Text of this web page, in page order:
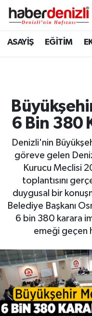
ASAYİŞ EĞİTİM
6 Bin 380
Denizli'nin
göreve gelen
Kurucu Meclisi
toplantısını
duygusal bir
Belediye Başkanı
6 bin 380 karara
emeği geçen
Denizli Nöbetçi
Puan Durumu ve
Son Dakika
Haber Arşivi